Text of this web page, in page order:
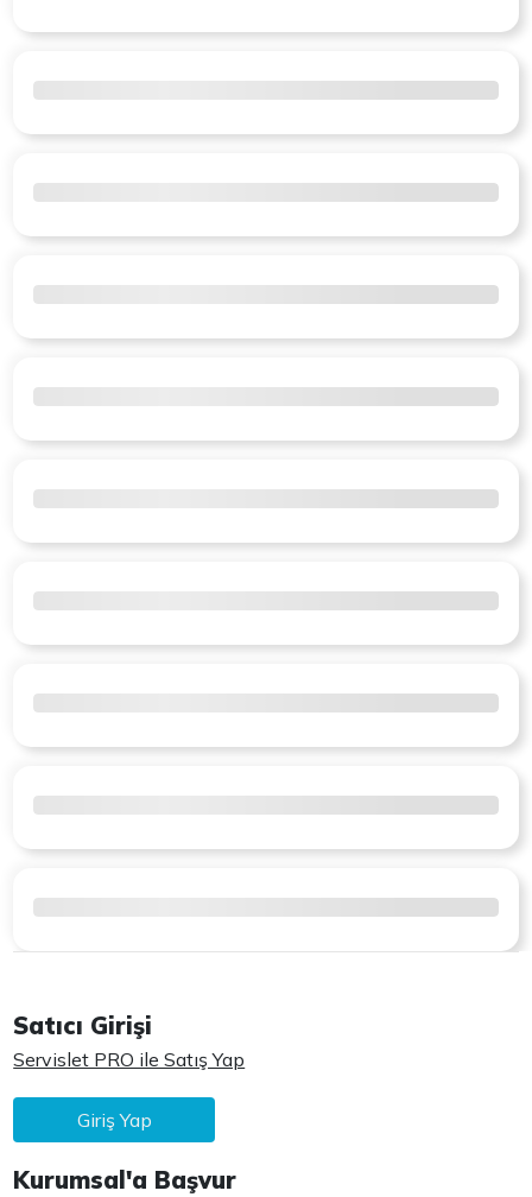
Satıcı Girişi
Servislet PRO ile Satış Yap
Giriş Yap
Kurumsal'a Başvur